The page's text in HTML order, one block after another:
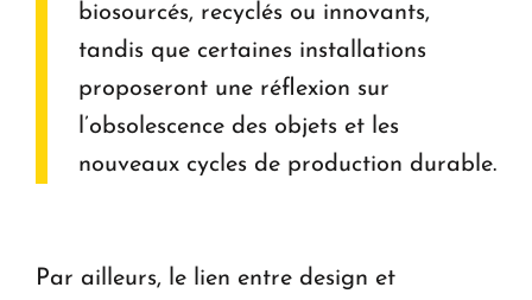
biosourcés, recyclés ou innovants,
tandis que certaines installations
proposeront une réflexion sur
l’obsolescence des objets et les
nouveaux cycles de production durable.
Par ailleurs, le lien entre design et